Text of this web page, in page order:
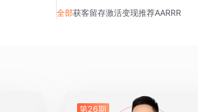
全部获客留存激活变现推荐AARRR
第26期